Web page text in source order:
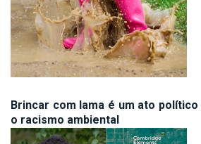
Brincar com lama é um ato
o racismo ambiental